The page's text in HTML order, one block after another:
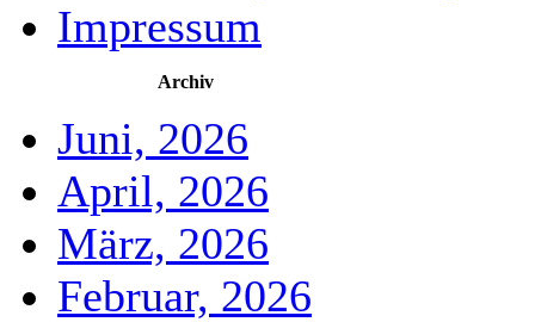
Impressum
Archiv
Juni, 2026
April, 2026
März, 2026
Februar, 2026